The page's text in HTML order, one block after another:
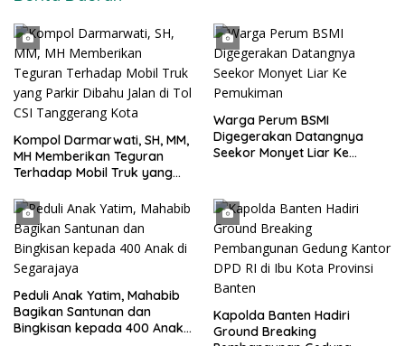
Kompol Darmarwati, SH, MM,
MH Memberikan Teguran
Terhadap Mobil Truk yang
Tanggerang Kota
Warga Perum BSMI
Digegerakan Datangnya
Seekor Monyet Liar Ke
Peduli Anak Yatim, Mahabib
Bagikan Santunan dan
Bingkisan kepada 400 Anak
Kapolda Banten Hadiri
Ground Breaking